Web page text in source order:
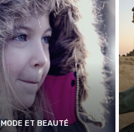
MODE ET BEAUTÉ